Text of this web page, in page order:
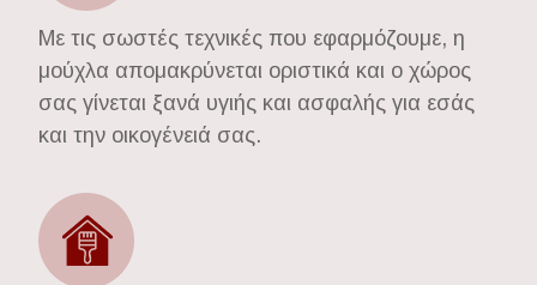
Με τις σωστές τεχνικές που εφαρμόζουμε, η
μούχλα απομακρύνεται οριστικά και ο χώρος
σας γίνεται ξανά υγιής και ασφαλής για εσάς
και την οικογένειά σας.